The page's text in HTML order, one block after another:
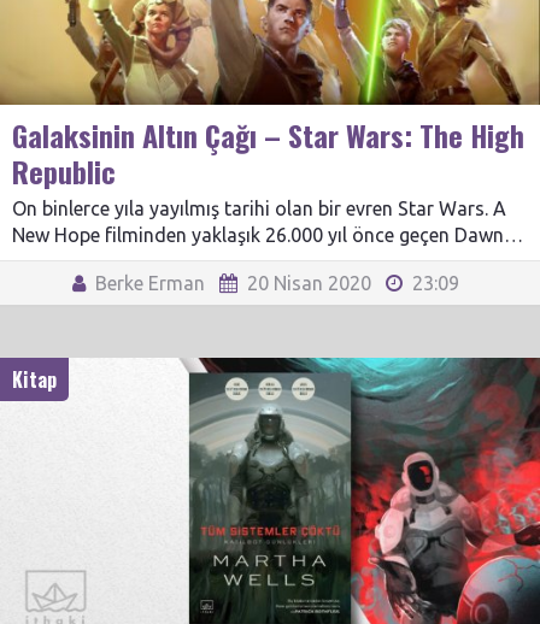
Galaksinin Altın Çağı – Star Wars: The High
Republic
On binlerce yıla yayılmış tarihi olan bir evren Star Wars. A
New Hope filminden yaklaşık 26.000 yıl önce geçen Dawn…
Berke Erman 20 Nisan 2020 23:09
Kitap